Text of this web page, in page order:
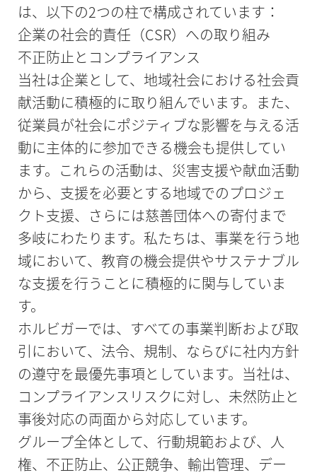
は、以下の2つの柱で構成されています：
企業の社会的責任（CSR）への取り組み
不正防止とコンプライアンス
当社は企業として、地域社会における社会貢
献活動に積極的に取り組んでいます。また、
従業員が社会にポジティブな影響を与える活
動に主体的に参加できる機会も提供してい
ます。これらの活動は、災害支援や献血活動
から、支援を必要とする地域でのプロジェ
クト支援、さらには慈善団体への寄付まで
多岐にわたります。私たちは、事業を行う地
域において、教育の機会提供やサステナブル
な支援を行うことに積極的に関与していま
す。
ホルビガーでは、すべての事業判断および取
引において、法令、規制、ならびに社内方針
の遵守を最優先事項としています。当社は、
コンプライアンスリスクに対し、未然防止と
事後対応の両面から対応しています。
グループ全体として、行動規範および、人
権、不正防止、公正競争、輸出管理、デー